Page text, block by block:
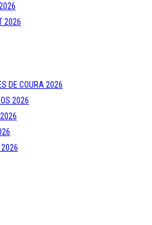
2026
DE COURA 2026
2026
2026